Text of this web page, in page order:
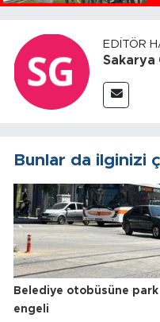
EDITÖR
Sakarya
Bunlar da ilginizi
Belediye otobüsüne park
engeli